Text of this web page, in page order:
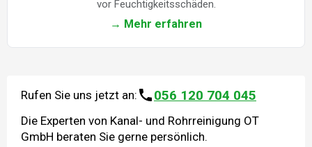
vor Feuchtigkeitsschäden.
→ Mehr erfahren
Rufen Sie uns jetzt an: 056 120 704 045
Die Experten von Kanal- und Rohrreinigung OT
GmbH beraten Sie gerne persönlich.